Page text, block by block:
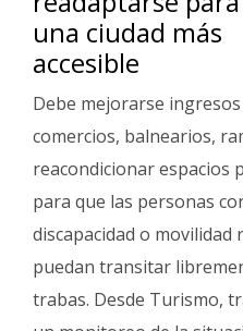
una ciudad más
accesible
Debe mejorarse ingresos
comercios, balnearios,
reacondicionar espacios
para que las personas
discapacidad o movilidad
puedan transitar
trabas. Desde Turismo,